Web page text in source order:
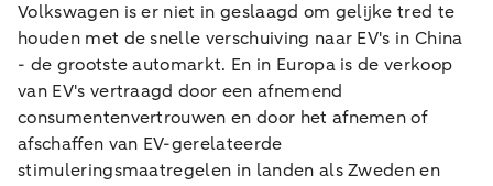
Volkswagen is er niet in geslaagd om gelijke tred te
houden met de snelle verschuiving naar EV's in China
- de grootste automarkt. En in Europa is de verkoop
van EV's vertraagd door een afnemend
consumentenvertrouwen en door het afnemen of
afschaffen van EV-gerelateerde
stimuleringsmaatregelen in landen als Zweden en